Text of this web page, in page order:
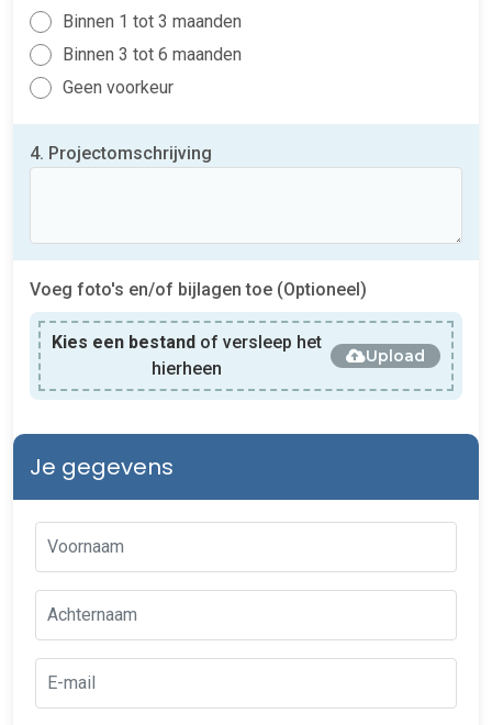
Binnen 1 tot 3 maanden
Binnen 3 tot 6 maanden
Geen voorkeur
4. Projectomschrijving
Voeg foto's en/of bijlagen toe (Optioneel)
Kies een bestand of versleep het
hierheen
Upload
Je gegevens